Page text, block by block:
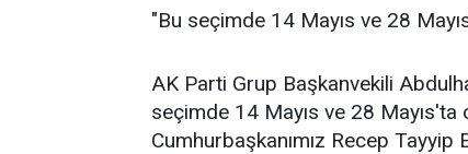
"Bu seçimde 14 Mayıs ve 28
AK Parti Grup Başkanvekili
seçimde 14 Mayıs ve 28
Cumhurbaşkanımız Recep